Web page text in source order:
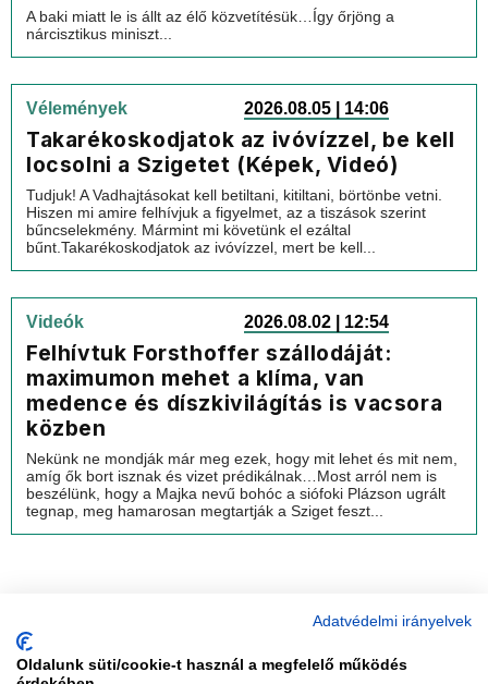
A baki miatt le is állt az élő közvetítésük…Így őrjöng a
nárcisztikus miniszt...
Vélemények 2026.08.05 | 14:06
Takarékoskodjatok az ivóvízzel, be kell
locsolni a Szigetet (Képek, Videó)
Tudjuk! A Vadhajtásokat kell betiltani, kitiltani, börtönbe vetni.
Hiszen mi amire felhívjuk a figyelmet, az a tiszások szerint
bűncselekmény. Mármint mi követünk el ezáltal
bűnt.Takarékoskodjatok az ivóvízzel, mert be kell...
Videók 2026.08.02 | 12:54
Felhívtuk Forsthoffer szállodáját:
maximumon mehet a klíma, van
medence és díszkivilágítás is vacsora
közben
Nekünk ne mondják már meg ezek, hogy mit lehet és mit nem,
amíg ők bort isznak és vizet prédikálnak…Most arról nem is
beszélünk, hogy a Majka nevű bohóc a siófoki Plázson ugrált
tegnap, meg hamarosan megtartják a Sziget feszt...
Adatvédelmi irányelvek
Oldalunk süti/cookie-t használ a megfelelő működés